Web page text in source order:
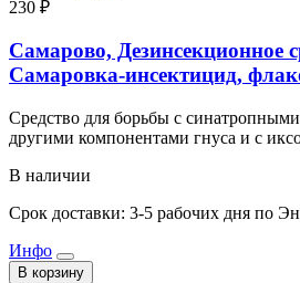
230 ₽
Самарово, Дезинсекционное
Самаровка-инсектицид,
Средство для борьбы с
другими компонентами гнуса и с
В наличии
Срок доставки: 3-5 рабочих дня по
Инфо
В корзину